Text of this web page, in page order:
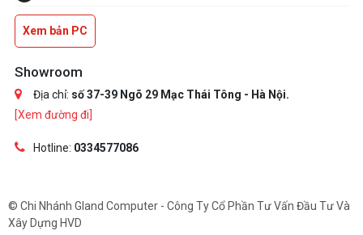
Xem bản PC
Showroom
Địa chỉ: số 37-39 Ngõ 29 Mạc Thái Tông - Hà Nội.
[Xem đường đi]
Hotline: 0334577086
© Chi Nhánh Gland Computer - Công Ty Cổ Phần Tư Vấn Đầu Tư Và
Xây Dựng HVD